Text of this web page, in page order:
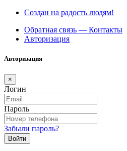
Создан на радость людям!
Обратная связь — Контакты
Авторизация
Авторизация
×
Логин
Пароль
Забыли пароль?
Войти